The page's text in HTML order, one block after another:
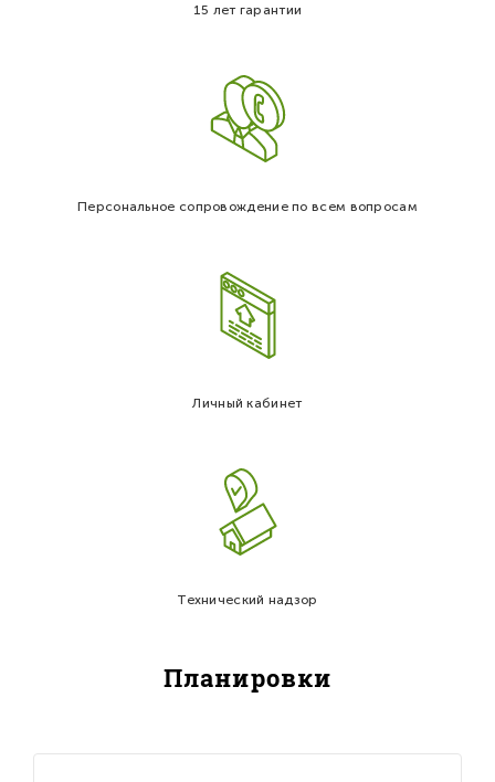
15 лет гарантии
Персональное сопровождение по всем вопросам
Личный кабинет
Технический надзор
Планировки